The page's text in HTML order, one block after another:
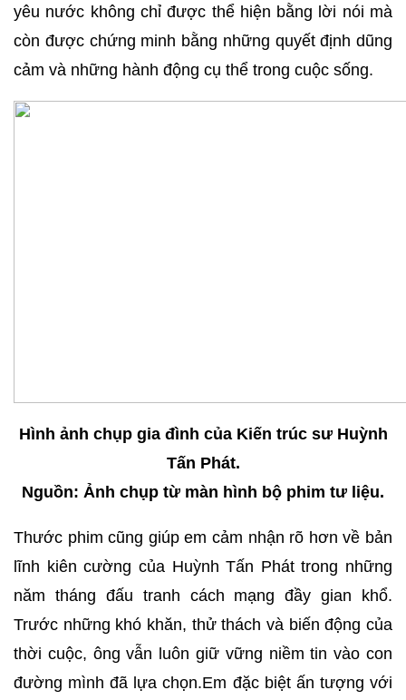
yêu nước không chỉ được thể hiện bằng lời nói mà
còn được chứng minh bằng những quyết định dũng
cảm và những hành động cụ thể trong cuộc sống.
Hình ảnh chụp gia đình của Kiến trúc sư Huỳnh
Tấn Phát.
Nguồn: Ảnh chụp từ màn hình bộ phim tư liệu.
Thước phim cũng giúp em cảm nhận rõ hơn về bản
lĩnh kiên cường của Huỳnh Tấn Phát trong những
năm tháng đấu tranh cách mạng đầy gian khổ.
Trước những khó khăn, thử thách và biến động của
thời cuộc, ông vẫn luôn giữ vững niềm tin vào con
đường mình đã lựa chọn.Em đặc biệt ấn tượng với